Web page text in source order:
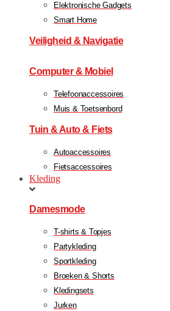
Elektronische Gadgets
Smart Home
Veiligheid & Navigatie
Computer & Mobiel
Telefoonaccessoires
Muis & Toetsenbord
Tuin & Auto & Fiets
Autoaccessoires
Fietsaccessoires
Kleding
Damesmode
T-shirts & Topjes
Partykleding
Sportkleding
Broeken & Shorts
Kledingsets
Jurken